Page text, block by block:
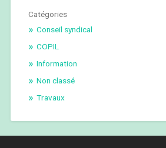
Catégories
Conseil syndical
COPIL
Information
Non classé
Travaux